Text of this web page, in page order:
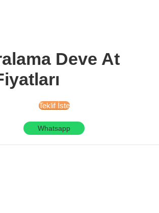
Deve At
Teklif İste
Whatsapp